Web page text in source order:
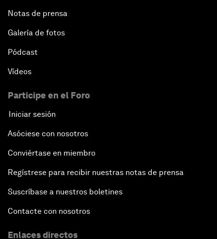
Notas de prensa
Galería de fotos
Pódcast
Vídeos
Participe en el Foro
Iniciar sesión
Asóciese con nosotros
Conviértase en miembro
Regístrese para recibir nuestras notas de prensa
Suscríbase a nuestros boletines
Contacte con nosotros
Enlaces directos